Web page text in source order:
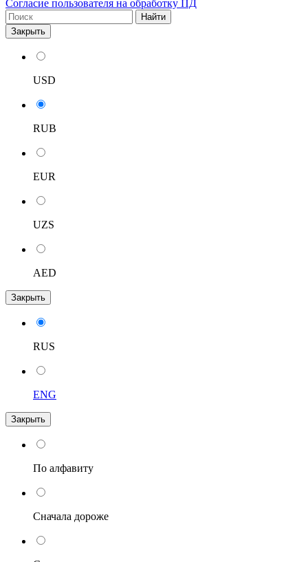
Согласие пользователя на обработку ПД
Найти
Закрыть
USD
RUB
EUR
UZS
AED
Закрыть
RUS
ENG
Закрыть
По алфавиту
Сначала дороже